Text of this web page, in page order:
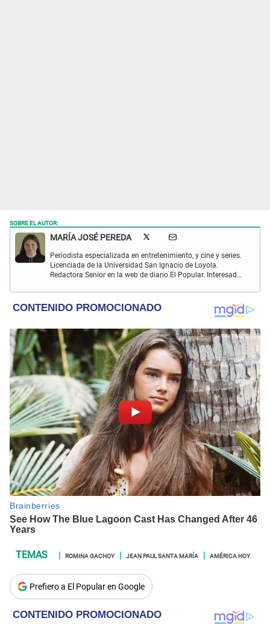
SOBRE EL AUTOR:
MARÍA JOSÉ PEREDA
Periodista especializada en entretenimiento, y cine y series.
Licenciada de la Universidad San Ignacio de Loyola.
Redactora Senior en la web de diario El Popular. Interesada
series, películas, la literatura y el Hallyu (K-pop, K-dramas,
comida asiática y de más).
ROMINA GACHOY JEAN PAUL SANTA MARÍA AMÉRICA HOY
Prefiero a El Popular en Google